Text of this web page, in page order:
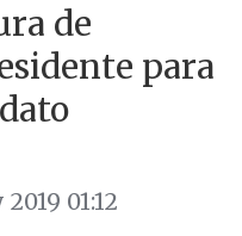
de
para
01:12